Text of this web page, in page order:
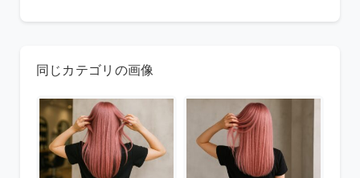
同じカテゴリの画像